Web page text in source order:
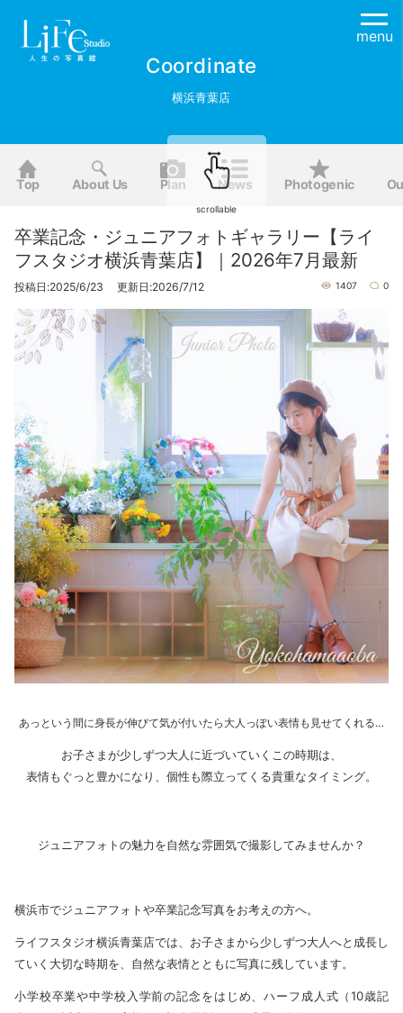
menu
Coordinate
横浜青葉店
Top About Us Plan News Photogenic
卒業記念・ジュニアフォトギャラリー【ライ
フスタジオ横浜青葉店】｜2026年7月最新
投稿日:2025/6/23 更新日:2026/7/12 1407 0
あっという間に身長が伸びて気が付いたら大人っぽい表情も見せてくれる…
お子さまが少しずつ大人に近づいていくこの時期は、
表情もぐっと豊かになり、個性も際立ってくる貴重なタイミング。
ジュニアフォトの魅力を自然な雰囲気で撮影してみませんか？
横浜市でジュニアフォトや卒業記念写真をお考えの方へ。
ライフスタジオ横浜青葉店では、お子さまから少しずつ大人へと成長し
ていく大切な時期を、自然な表情とともに写真に残しています。
小学校卒業や中学校入学前の記念をはじめ、ハーフ成人式（10歳記